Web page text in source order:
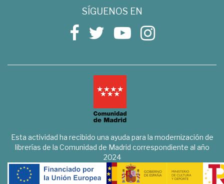
SÍGUENOS EN
Esta actividad ha recibido una ayuda para la modernización de
librerías de la Comunidad de Madrid correspondiente al año
2024